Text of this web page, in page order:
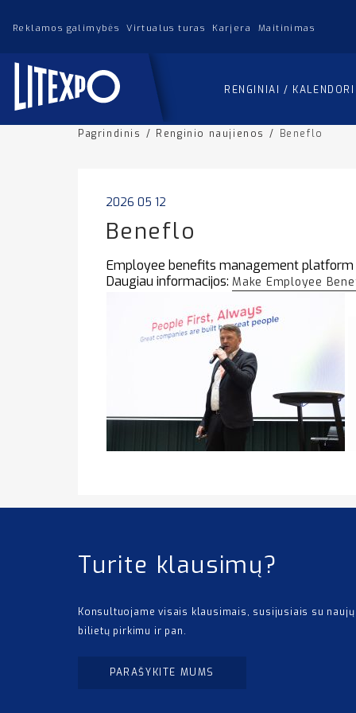
Reklamos galimybės Virtualus turas Karjera Maitinimas
RENGINIAI /
Pagrindinis / Renginio naujienos / Beneflo
2026 05 12
Beneflo
Employee benefits management
Daugiau informacijos: Make Employee
Turite klausimų?
Konsultuojame visais klausimais, susijusiais su
bilietų pirkimu ir pan.
PARAŠYKITE MUMS